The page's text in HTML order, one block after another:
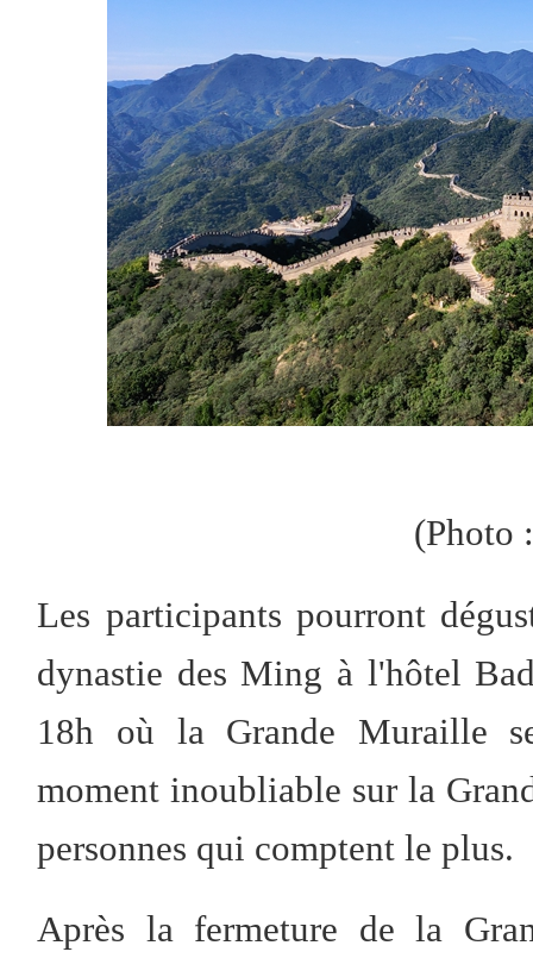
(Photo
Les participants pourront
dynastie des Ming à l'hôtel
18h où la Grande Muraille
moment inoubliable sur la
personnes qui comptent le plus.
Après la fermeture de la